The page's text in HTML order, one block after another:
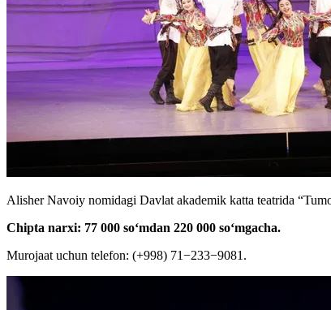
Alisher Navoiy nomidagi Davlat akademik katta teatrida
Chipta narxi: 77 000 soʻmdan 220 000 soʻmgacha.
Murojaat uchun telefon: (+998) 71−233−9081.